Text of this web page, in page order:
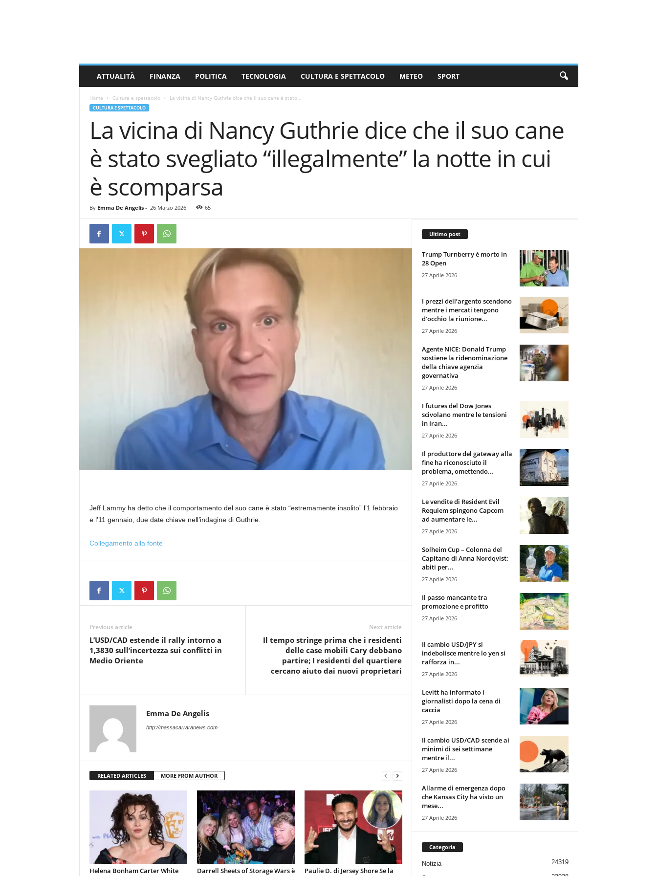
ATTUALITÀ FINANZA POLITICA TECNOLOGIA CULTURA E SPETTACOLO METEO SPORT
Home Cultura e spettacolo La vicina di Nancy Guthrie dice che il suo cane è stato...
CULTURA E SPETTACOLO
La vicina di Nancy Guthrie dice che il suo cane
è stato svegliato “illegalmente” la notte in cui
è scomparsa
By Emma De Angelis- 26 Marzo 2026 65
Jeff Lammy ha detto che il comportamento del suo cane è stato “estremamente insolito” l’1 febbraio
e l’11 gennaio, due date chiave nell’indagine di Guthrie.
Collegamento alla fonte
Previous article
L’USD/CAD estende il rally intorno a
1,3830 sull’incertezza sui conflitti in
Medio Oriente
Next article
Il tempo stringe prima che i residenti
delle case mobili Cary debbano
partire; I residenti del quartiere
cercano aiuto dai nuovi proprietari
Emma De Angelis
http://massacarraranews.com
RELATED ARTICLES MORE FROM AUTHOR
Helena Bonham Carter White
Darrell Sheets of Storage Wars è
Paulie D. di Jersey Shore Se la
Ultimo post
Trump Turnberry è morto in
28 Open
27 Aprile 2026
I prezzi dell’argento scendono
mentre i mercati tengono
d’occhio la riunione...
27 Aprile 2026
Agente NICE: Donald Trump
sostiene la ridenominazione
della chiave agenzia
governativa
27 Aprile 2026
I futures del Dow Jones
scivolano mentre le tensioni
in Iran...
27 Aprile 2026
Il produttore del gateway alla
fine ha riconosciuto il
problema, omettendo...
27 Aprile 2026
Le vendite di Resident Evil
Requiem spingono Capcom
ad aumentare le...
27 Aprile 2026
Solheim Cup – Colonna del
Capitano di Anna Nordqvist:
abiti per...
27 Aprile 2026
Il passo mancante tra
promozione e profitto
27 Aprile 2026
Il cambio USD/JPY si
indebolisce mentre lo yen si
rafforza in...
27 Aprile 2026
Levitt ha informato i
giornalisti dopo la cena di
caccia
27 Aprile 2026
Il cambio USD/CAD scende ai
minimi di sei settimane
mentre il...
27 Aprile 2026
Allarme di emergenza dopo
che Kansas City ha visto un
mese...
27 Aprile 2026
Categoria
Notizia 24319